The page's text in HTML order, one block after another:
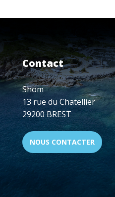
Contact
Shom
13 rue du Chatellier
29200 BREST
NOUS CONTACTER